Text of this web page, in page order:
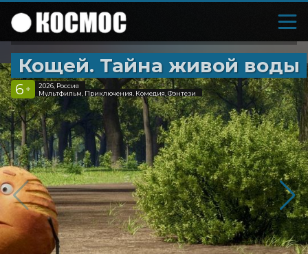
Кощей. Тайна живой воды
6 +
2026, Россия
Мультфильм, Приключения, Комедия, Фэнтези